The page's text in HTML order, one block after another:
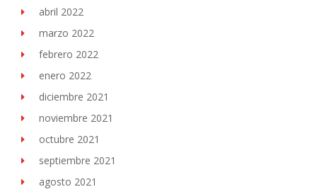
abril 2022
marzo 2022
febrero 2022
enero 2022
diciembre 2021
noviembre 2021
octubre 2021
septiembre 2021
agosto 2021